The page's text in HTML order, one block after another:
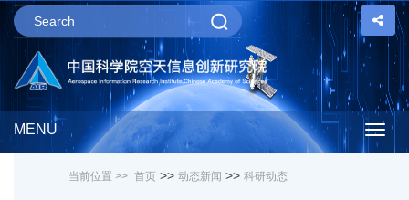
MENU
当前位置 >> 首页 >> 动态新闻 >> 科研动态